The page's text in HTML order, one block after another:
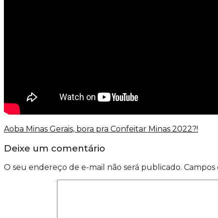
Aoba Minas Gerais, bora pra Confeitar Minas 2022?!
Deixe um comentário
O seu endereço de e-mail não será publicado. Campos